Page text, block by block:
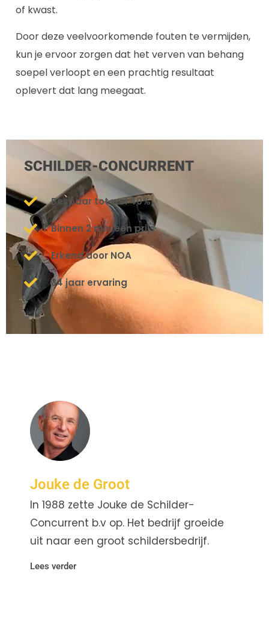
of kwast.
Door deze veelvoorkomende fouten te vermijden,
kun je ervoor zorgen dat het verven van behang
soepel verloopt en een prachtig resultaat
oplevert dat lang meegaat.
SCHILDER-CONCURRENT
Bespaar tot wel 40%
Binnen 2 min een prijs
Erkend door NOA
34 jaar ervaring
Jouke de Groot
In 1988 zette Jouke de Schilder-
Concurrent b.v op. Het bedrijf groeide
uit naar een groot schildersbedrijf.
Lees verder